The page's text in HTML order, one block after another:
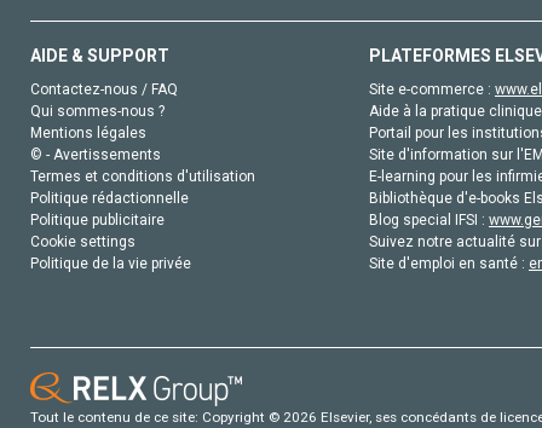
AIDE & SUPPORT
Contactez-nous / FAQ
Qui sommes-nous ?
Mentions légales
© - Avertissements
Termes et conditions d'utilisation
Politique rédactionnelle
Politique publicitaire
Cookie settings
Politique de la vie privée
PLATEFORMES
Site e-commerce :
Aide à la pratique
Portail pour les
Site d'information sur
E-learning pour les
Bibliothèque d'e-books
Blog special IFSI :
Suivez notre actualité
Site d'emploi en santé :
Tout le contenu de ce site: Copyright © 2026 Elsevier, ses concédants de